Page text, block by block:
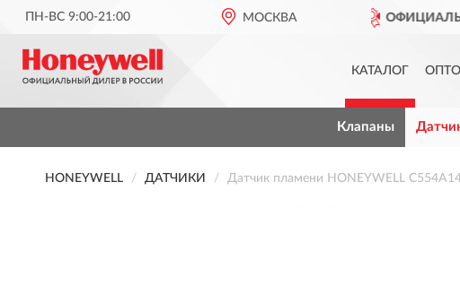
ПН-ВС 9:00-21:00 МОСКВА
ОФИЦИАЛЬНЫЙ ДИЛЕР HONEYWELL В
КАТАЛОГ
Клапаны
HONEYWELL ДАТЧИКИ Датчик пламени HONEYWELL